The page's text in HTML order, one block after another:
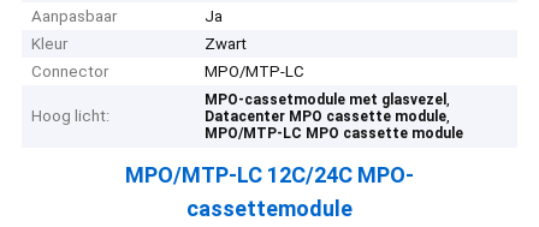
Aanpasbaar
Ja
Kleur
Zwart
Connector
MPO/MTP-LC
Hoog licht:
MPO-cassetmodule met glasvezel,
Datacenter MPO cassette module,
MPO/MTP-LC MPO cassette module
MPO/MTP-LC 12C/24C MPO-
cassettemodule